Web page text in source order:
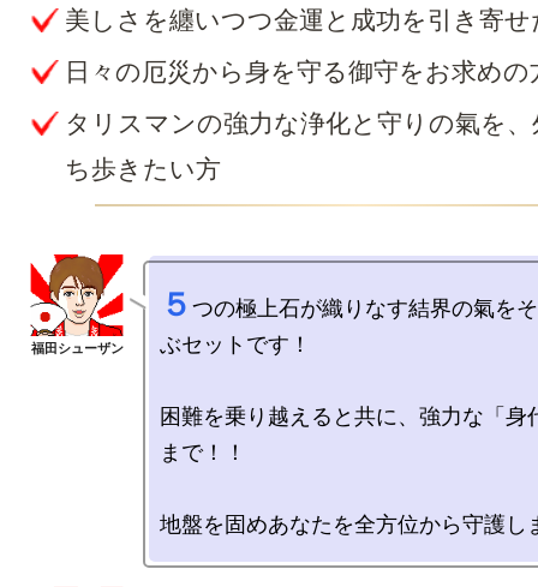
美しさを纏いつつ金運と成功を引き寄せ
日々の厄災から身を守る御守をお求めの
タリスマンの強力な浄化と守りの氣を
ち歩きたい方
５ つの極上石が織りなす結界の氣を
ぶセットです！
困難を乗り越えると共に、強力な「身
まで！！